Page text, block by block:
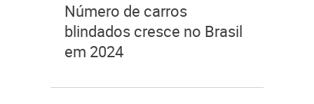
Número de carros
blindados cresce no Brasil
em 2024